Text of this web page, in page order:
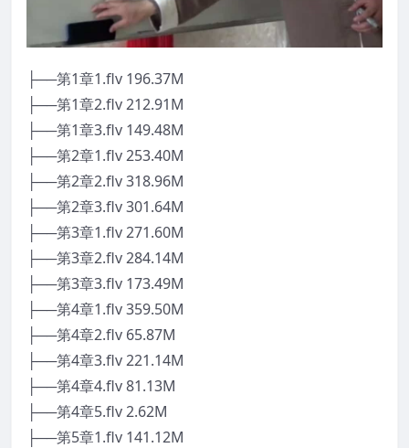
├──第1章1.flv 196.37M
├──第1章2.flv 212.91M
├──第1章3.flv 149.48M
├──第2章1.flv 253.40M
├──第2章2.flv 318.96M
├──第2章3.flv 301.64M
├──第3章1.flv 271.60M
├──第3章2.flv 284.14M
├──第3章3.flv 173.49M
├──第4章1.flv 359.50M
├──第4章2.flv 65.87M
├──第4章3.flv 221.14M
├──第4章4.flv 81.13M
├──第4章5.flv 2.62M
├──第5章1.flv 141.12M